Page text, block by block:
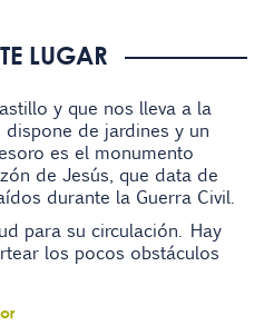
LUGAR
y que nos lleva a la
de jardines y un
es el monumento
de Jesús, que data de
durante la Guerra Civil.
para su circulación. Hay
los pocos obstáculos